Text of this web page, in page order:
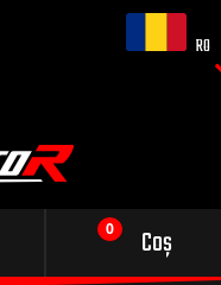
RO
Coș
Evacuare sport pentru
motocicleta ta